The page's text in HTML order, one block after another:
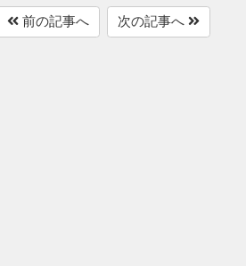
前の記事へ 次の記事へ